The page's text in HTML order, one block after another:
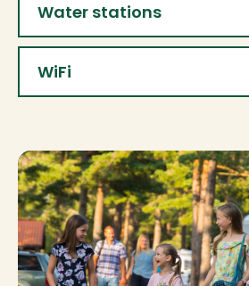
Water stations
WiFi